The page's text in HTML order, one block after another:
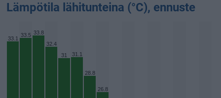
Lämpötila lähitunteina (°C), ennuste
33.1
33.5 33.8
32.4
31
31.1
28.8
26.8